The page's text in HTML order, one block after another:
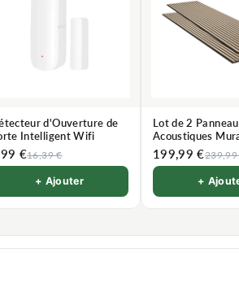
d'Ouverture de
Intelligent Wifi
€16,39 €
+ Ajouter
Lot de 2
Acoustiques
240x60x2,2cm -
Blanc avec Fond
199,99 €
+